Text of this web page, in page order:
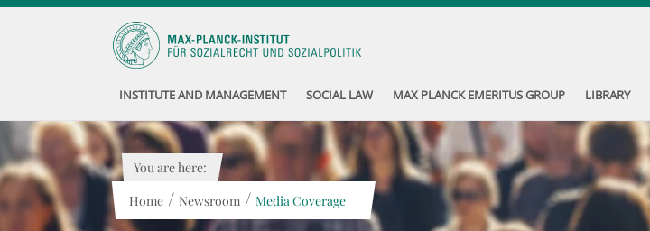
INSTITUTE AND MANAGEMENT SOCIAL LAW MAX PLANCK EMERITUS GROUP LIBRARY
You are here:
Home / Newsroom / Media Coverage